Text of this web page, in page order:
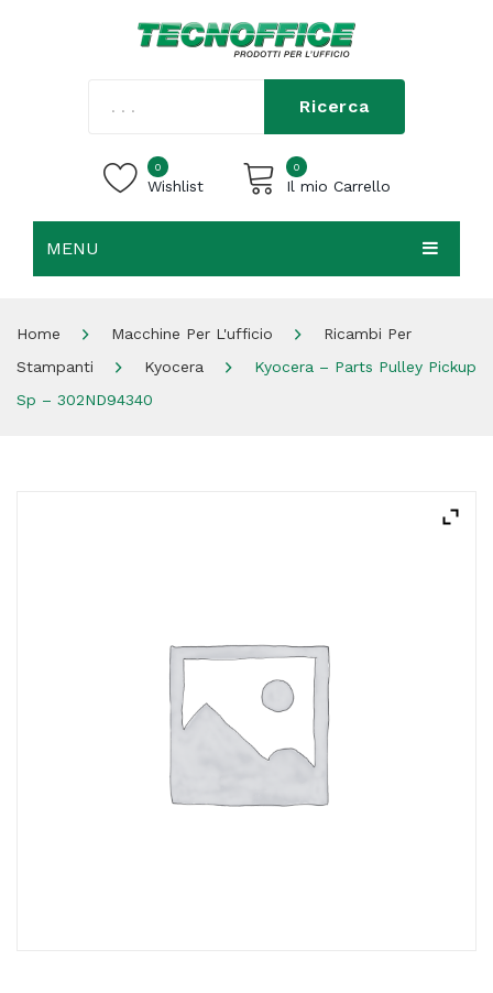
Ricerca
0
Wishlist
0
Il mio Carrello
MENU
SHOP
Home Macchine Per L'ufficio
Ricambi Per
Stampanti
Kyocera
Kyocera – Parts Pulley Pickup
Sp – 302ND94340